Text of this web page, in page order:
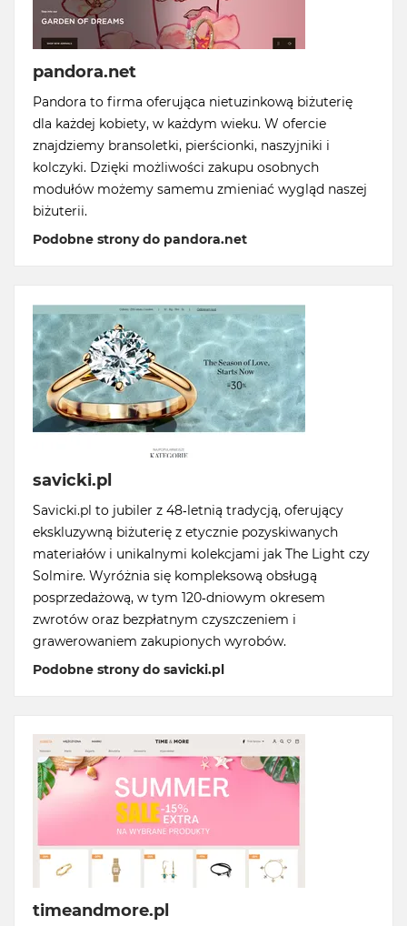
pandora.net
Pandora to firma oferująca nietuzinkową biżuterię
dla każdej kobiety, w każdym wieku. W ofercie
znajdziemy bransoletki, pierścionki, naszyjniki i
kolczyki. Dzięki możliwości zakupu osobnych
modułów możemy samemu zmieniać wygląd naszej
biżuterii.
Podobne strony do pandora.net
savicki.pl
Savicki.pl to jubiler z 48-letnią tradycją, oferujący
ekskluzywną biżuterię z etycznie pozyskiwanych
materiałów i unikalnymi kolekcjami jak The Light czy
Solmire. Wyróżnia się kompleksową obsługą
posprzedażową, w tym 120-dniowym okresem
zwrotów oraz bezpłatnym czyszczeniem i
grawerowaniem zakupionych wyrobów.
Podobne strony do savicki.pl
timeandmore.pl